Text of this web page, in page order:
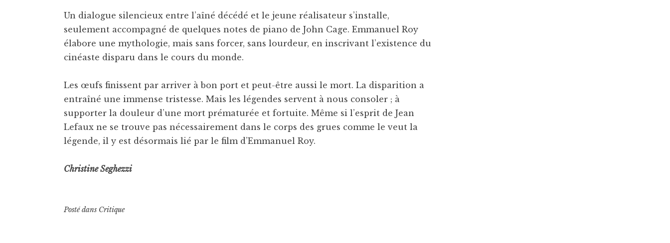
Un dialogue silencieux entre l’aîné décédé et le jeune réalisateur s’installe,
seulement accompagné de quelques notes de piano de John Cage. Emmanuel Roy
élabore une mythologie, mais sans forcer, sans lourdeur, en inscrivant l’existence du
cinéaste disparu dans le cours du monde.
Les œufs finissent par arriver à bon port et peut-être aussi le mort. La disparition a
entraîné une immense tristesse. Mais les légendes servent à nous consoler ; à
supporter la douleur d’une mort prématurée et fortuite. Même si l’esprit de Jean
Lefaux ne se trouve pas nécessairement dans le corps des grues comme le veut la
légende, il y est désormais lié par le film d’Emmanuel Roy.
Christine Seghezzi
Posté dans Critique